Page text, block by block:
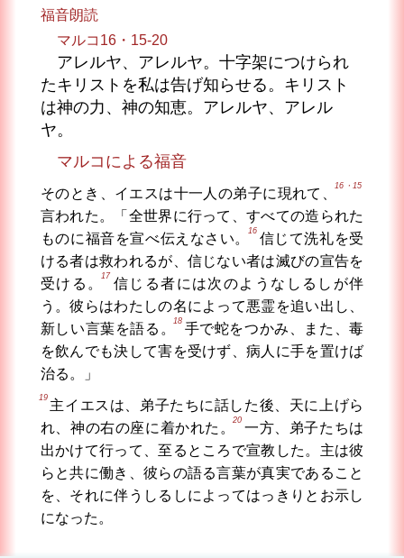
福音朗読
マルコ16・15-20
アレルヤ、アレルヤ。十字架につけられ
たキリストを私は告げ知らせる。キリスト
は神の力、神の知恵。アレルヤ、アレル
ヤ。
マルコによる福音
そのとき、イエスは十一人の弟子に現れて、
16・15
言われた。「全世界に行って、すべての造られた
ものに福音を宣べ伝えなさい。
16
信じて洗礼を受
ける者は救われるが、信じない者は滅びの宣告を
受ける。
17
信じる者には次のようなしるしが伴
う。彼らはわたしの名によって悪霊を追い出し、
新しい言葉を語る。
18
手で蛇をつかみ、また、毒
を飲んでも決して害を受けず、病人に手を置けば
治る。」
19
主イエスは、弟子たちに話した後、天に上げら
れ、神の右の座に着かれた。
20
一方、弟子たちは
出かけて行って、至るところで宣教した。主は彼
らと共に働き、彼らの語る言葉が真実であること
を、それに伴うしるしによってはっきりとお示し
になった。